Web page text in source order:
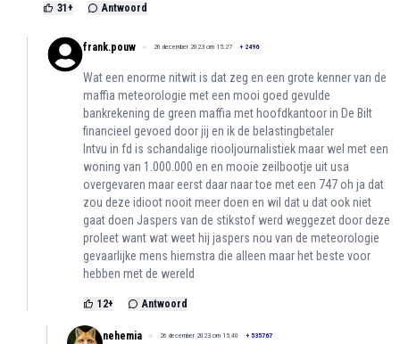
31 + Antwoord
frank.pouw 26 december 2023 om 15:27 + 2496
Wat een enorme nitwit is dat zeg en een grote kenner van de
maffia meteorologie met een mooi goed gevulde
bankrekening de green maffia met hoofdkantoor in De Bilt
financieel gevoed door jij en ik de belastingbetaler
Intvu in fd is schandalige riooljournalistiek maar wel met een
woning van 1.000.000 en en mooie zeilbootje uit usa
overgevaren maar eerst daar naar toe met een 747 oh ja dat
zou deze idioot nooit meer doen en wil dat u dat ook niet
gaat doen Jaspers van de stikstof werd weggezet door deze
proleet want wat weet hij jaspers nou van de meteorologie
gevaarlijke mens hiemstra die alleen maar het beste voor
hebben met de wereld
12+ Antwoord
nehemia 26 december 2023 om 15:40 + 535767